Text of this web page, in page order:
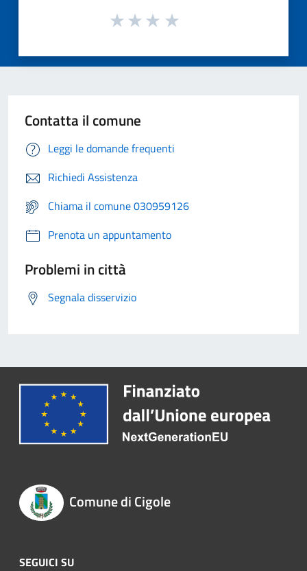
Contatta il comune
Leggi le domande frequenti
Richiedi Assistenza
Chiama il comune 030959126
Prenota un appuntamento
Problemi in città
Segnala disservizio
Comune di Cigole
SEGUICI SU